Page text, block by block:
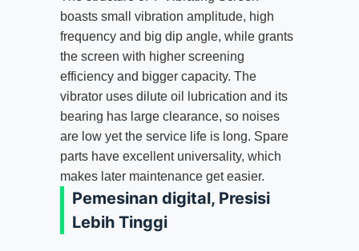
boasts small vibration amplitude, high
frequency and big dip angle, while grants
the screen with higher screening
efficiency and bigger capacity. The
vibrator uses dilute oil lubrication and its
bearing has large clearance, so noises
are low yet the service life is long. Spare
parts have excellent universality, which
makes later maintenance get easier.
Pemesinan digital, Presisi
Lebih Tinggi